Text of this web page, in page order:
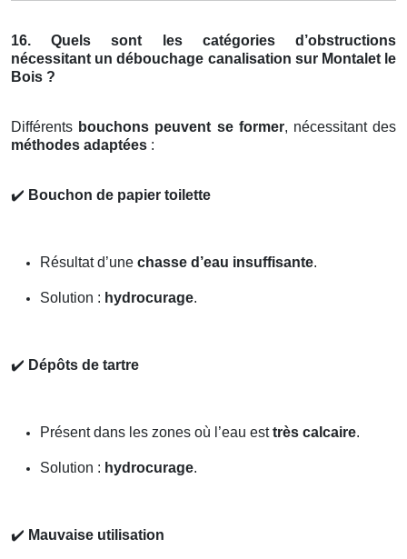
16. Quels sont les catégories d’obstructions
nécessitant un débouchage canalisation sur Montalet le
Bois ?
Différents bouchons peuvent se former, nécessitant des
méthodes adaptées :
✔️ Bouchon de papier toilette
Résultat d’une chasse d’eau insuffisante.
Solution : hydrocurage.
✔️ Dépôts de tartre
Présent dans les zones où l’eau esttrès calcaire.
Solution : hydrocurage.
✔️ Mauvaise utilisation